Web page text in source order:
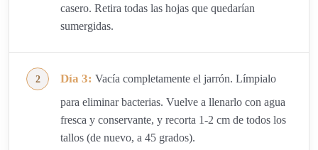
casero. Retira todas las hojas que quedarían
sumergidas.
Día 3: Vacía completamente el jarrón. Límpialo
para eliminar bacterias. Vuelve a llenarlo con agua
fresca y conservante, y recorta 1-2 cm de todos los
tallos (de nuevo, a 45 grados).